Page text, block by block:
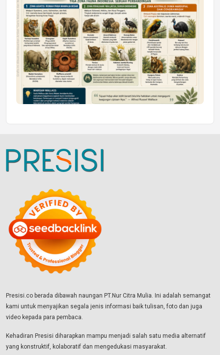
Presisi.co berada dibawah naungan PT.Nur Citra Mulia. Ini adalah semangat
kami untuk menyajikan segala jenis informasi baik tulisan, foto dan juga
video kepada para pembaca.
Kehadiran Presisi diharapkan mampu menjadi salah satu media alternatif
yang konstruktif, kolaboratif dan mengedukasi masyarakat.